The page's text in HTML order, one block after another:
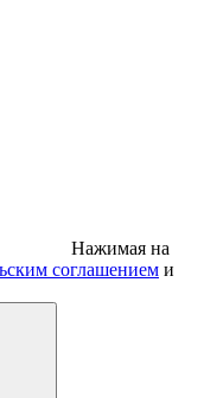
Нажимая на
соглашением и